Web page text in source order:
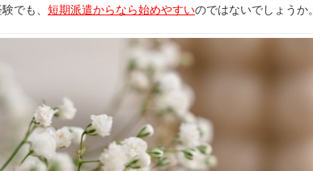
でも、 短期派遣からなら始めやすいのではないでしょうか。